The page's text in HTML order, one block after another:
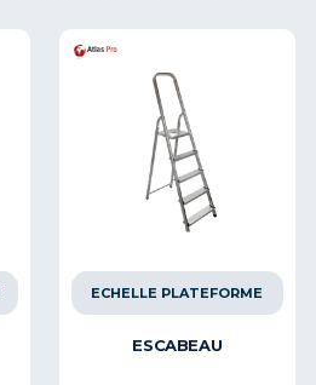
ECHELLE PLATEFORME
ESCABEAU